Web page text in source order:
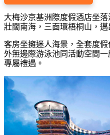
大梅沙京基洲際度假酒店坐
壯闊南海，三面環梧桐山，邁
客房坐擁迷人海景，全套度
外無邊際游泳池同活動空間
專屬禮遇。